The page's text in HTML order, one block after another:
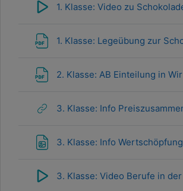
1. Klasse: Video zu
1. Klasse: Legeübung zur
2. Klasse: AB Einteilung in
3. Klasse: Info
3. Klasse: Info
3. Klasse: Video Berufe in